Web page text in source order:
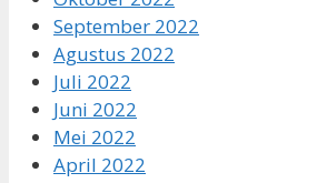
September 2022
Agustus 2022
Juli 2022
Juni 2022
Mei 2022
April 2022